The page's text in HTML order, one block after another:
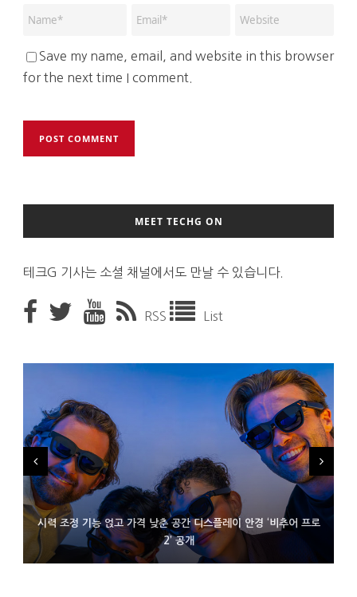
Save my name, email, and website in this browser
for the next time I comment.
MEET TECHG ON
테크G 기사는 소셜 채널에서도 만날 수 있습니다.
RSS List
시력 조정 기능 얹고 가격 낮춘 공간 디스플레이 안경 ‘비추어 프로
2’ 공개
D램 부족에 10억달러어치 아이폰18 프로세서 패키징 대기 중
300~400달러 반지형 스피커 준비하는 오픈AI